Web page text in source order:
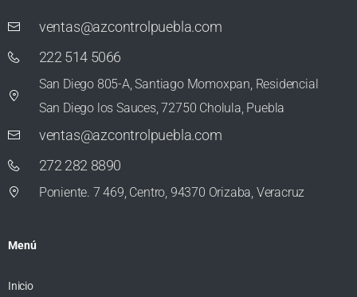
ventas@azcontrolpuebla.com
222 514 5066
San Diego 805-A, Santiago Momoxpan, Residencial
San Diego los Sauces, 72750 Cholula, Puebla
ventas@azcontrolpuebla.com
272 282 8890
Poniente. 7 469, Centro, 94370 Orizaba, Veracruz
Menú
Inicio